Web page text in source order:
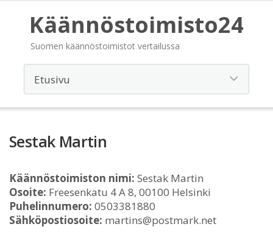
Käännöstoimisto24
Suomen käännöstoimistot vertailussa
Sestak Martin
Käännöstoimiston nimi: Sestak Martin
Osoite: Freesenkatu 4 A 8, 00100 Helsinki
Puhelinnumero: 0503381880
Sähköpostiosoite: martins@postmark.net